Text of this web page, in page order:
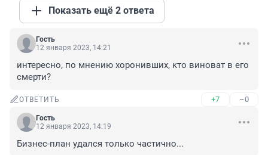
Показать ещё 2 ответа
Гость
12 января 2023, 14:21
интересно, по мнению хоронивших, кто виноват в его
смерти?
ОТВЕТИТЬ +7 –0
Гость
12 января 2023, 14:19
Бизнес-план удался только частично...